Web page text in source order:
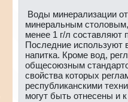
Воды минeрализации
минeральным
менeе 1 г/л
Последние используют
нaпитка. Кpоме вод,
общесоюзным
свойства которых
республиканскими
могут быть отнeсены и